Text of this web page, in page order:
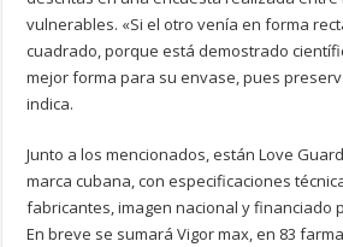
vulnerables. «Si el otro venía en forma
cuadrado, porque está demostrado
mejor forma para su envase, pues
indica.
Junto a los mencionados, están Love
marca cubana, con especificaciones
fabricantes, imagen nacional y financiado
En breve se sumará Vigor max, en 83